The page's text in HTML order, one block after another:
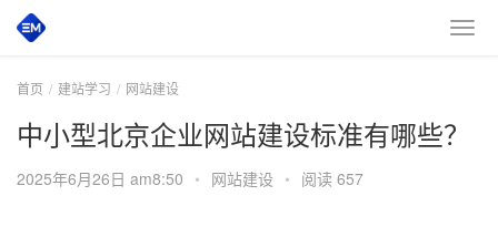
首页 建站学习 网站建设
中小型北京企业网站建设标准有哪些？
2025年6月26日 am8:50 • 网站建设 • 阅读 657